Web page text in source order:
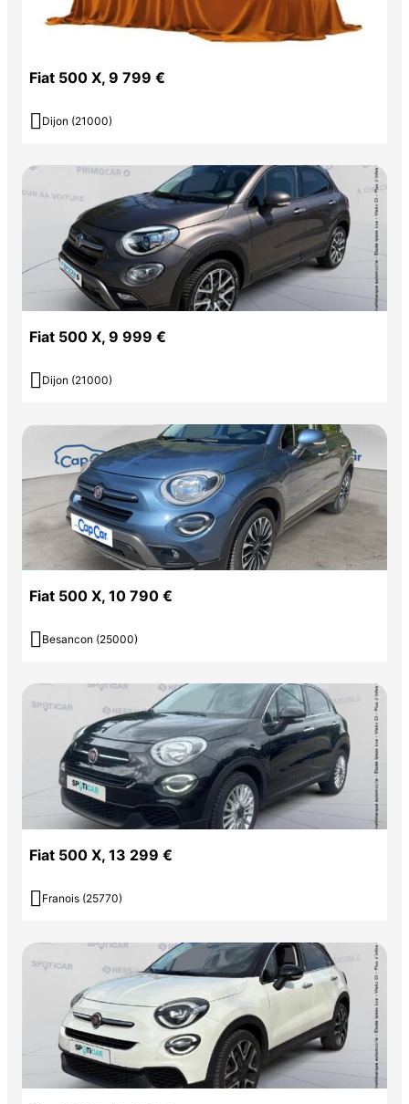
Fiat 500 X, 9 799 €
 Dijon (21000)
Fiat 500 X, 9 999 €
 Dijon (21000)
Fiat 500 X, 10 790 €
 Besancon (25000)
Fiat 500 X, 13 299 €
 Franois (25770)